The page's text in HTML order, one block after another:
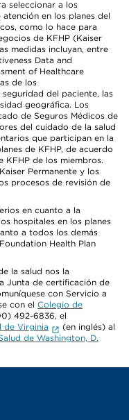
seleccionar a los
en los planes del
como lo hace para
de KFHP (Kaiser
medidas incluyan, entre
Data and
of Healthcare
de los
del paciente, las
geográfica. Los
de Seguros Médicos de
del cuidado de la salud
que participan en la
de KFHP, de acuerdo
de los miembros.
Permanente y los
procesos de revisión de
en cuanto a la
hospitales en los planes
a todos los demás
Health Plan
la salud nos la
Junta de certificación de
con Servicio a
con el Colegio de
492-6836, el
de Virginia
(en inglés) al
de Washington, D.